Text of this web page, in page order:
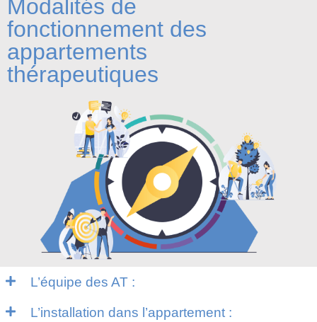
Modalités de
fonctionnement des
appartements
thérapeutiques
L’équipe des AT :
L’installation dans l’appartement :